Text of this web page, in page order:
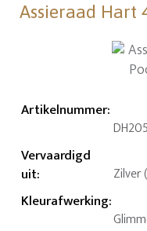
Assieraad Hart
Artikelnummer:
Vervaardigd
uit: Zilver
Kleurafwerking: